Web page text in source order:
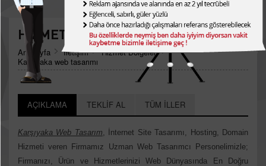
HİZMET BÖLGELERİ
Anasayfa İletişim
Hizmet Bölgeleri
Karşıyaka web tasarımı
AÇIKLAMA TEKLİF AL TÜM İLLER
Karşıyaka Web Tasarım, İnternet Site Tasarımı, Hosting, Domain
Hizmeti veren Firmamız Uzman Web Tasarımcı Personelimizle;
Firmanızı, Ürün ve Hizmetlerinizi Web Dünyasında En Doğru